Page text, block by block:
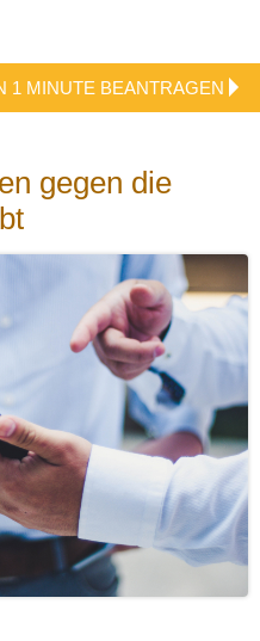
1 MINUTE BEANTRAGEN
gegen die